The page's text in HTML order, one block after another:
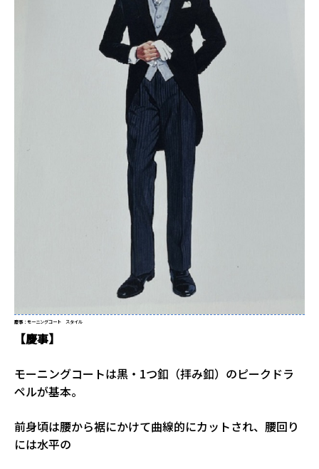
慶事：モーニングコート スタイル
【慶事】
モーニングコートは黒・1つ釦（拝み釦）のピークドラ
ペルが基本。
前身頃は腰から裾にかけて曲線的にカットされ、腰回り
には水平の